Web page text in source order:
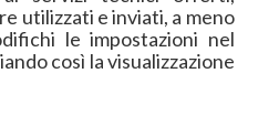
utilizzati e inviati, a meno
le impostazioni nel
così la visualizzazione